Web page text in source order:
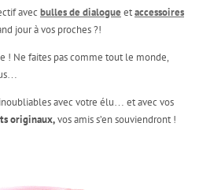
avecbulles de dialogue etaccessoires
jour à vos proches ?!
! Ne faites pas comme tout le monde,
avec votre élu… et avec vos
originaux,vos amis s’en souviendront !